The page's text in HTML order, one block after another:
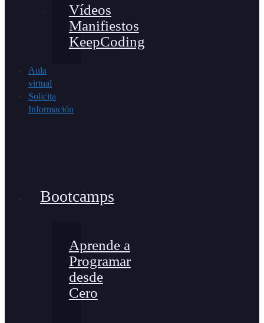
Vídeos
Manifiestos
KeepCoding
Aula
virtual
Solicita
Información
Bootcamps
Aprende a
Programar
desde
Cero